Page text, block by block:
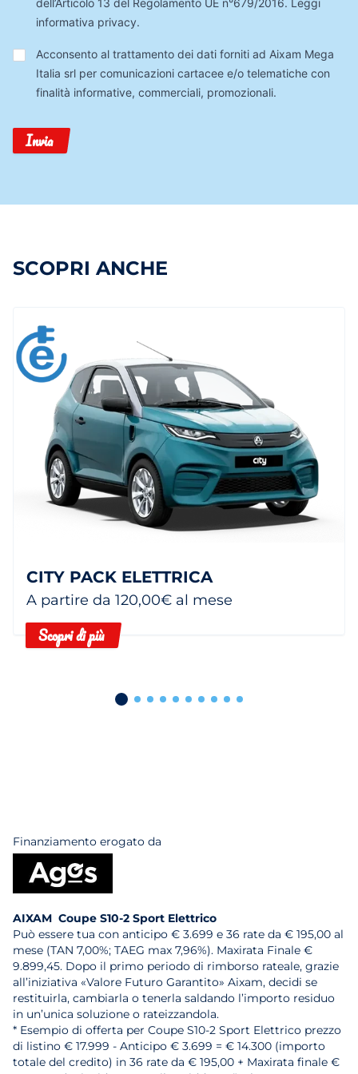
dell’Articolo 13 del Regolamento UE n°679/2016.
Leggi
informativa privacy.
Trattamento
Dati
Acconsento al trattamento dei dati forniti ad Aixam Mega
Italia srl per comunicazioni cartacee e/o telematiche con
finalità informative, commerciali, promozionali.
Invia
SCOPRI ANCHE
CITY PACK ELETTRICA
A partire da 120,00€ al mese
Scopri di più
Finanziamento erogato da
AIXAM Coupe S10-2 Sport Elettrico
Può essere tua con anticipo € 3.699 e 36 rate da € 195,00 al
mese (TAN 7,00%; TAEG max 7,96%). Maxirata Finale €
9.899,45. Dopo il primo periodo di rimborso rateale, grazie
all’iniziativa «Valore Futuro Garantito» Aixam, decidi se
restituirla, cambiarla o tenerla saldando l’importo residuo
in un’unica soluzione o rateizzandola.
* Esempio di offerta per Coupe S10-2 Sport Elettrico prezzo
di listino € 17.999 - Anticipo € 3.699 = € 14.300 (importo
totale del credito) in 36 rate da € 195,00 + Maxirata finale €